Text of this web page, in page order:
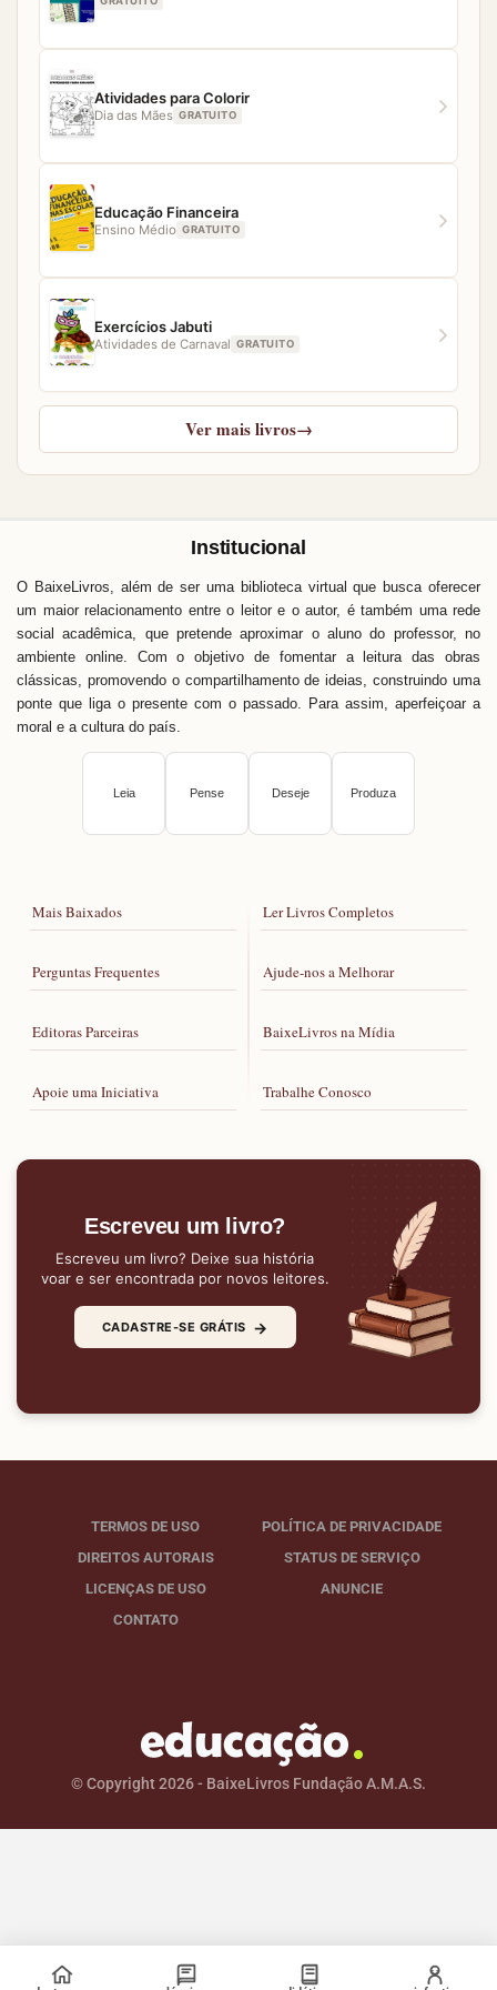
Atividades para Colorir
Dia das Mães GRATUITO
Educação Financeira
Ensino Médio GRATUITO
Exercícios Jabuti
Atividades de Carnaval GRATUITO
Ver mais livros→
Institucional
O BaixeLivros, além de ser uma biblioteca virtual que busca oferecer
um maior relacionamento entre o leitor e o autor, é também uma rede
social acadêmica, que pretende aproximar o aluno do professor, no
ambiente online. Com o objetivo de fomentar a leitura das obras
clássicas, promovendo o compartilhamento de ideias, construindo uma
ponte que liga o presente com o passado. Para assim, aperfeiçoar a
moral e a cultura do país.
Leia Pense Deseje Produza
Mais Baixados
Perguntas Frequentes
Editoras Parceiras
Apoie uma Iniciativa
Ler Livros Completos
Ajude-nos a Melhorar
BaixeLivros na Mídia
Trabalhe Conosco
Escreveu um livro?
Escreveu um livro? Deixe sua história
voar e ser encontrada por novos leitores.
CADASTRE-SE GRÁTIS →
TERMOS DE USO
POLÍTICA DE PRIVACIDADE
DIREITOS AUTORAIS
STATUS DE SERVIÇO
LICENÇAS DE USO
ANUNCIE
CONTATO
© Copyright 2026 - BaixeLivros Fundação A.M.A.S.